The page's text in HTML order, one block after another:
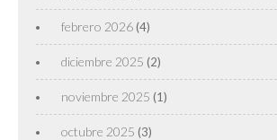
febrero 2026 (4)
diciembre 2025 (2)
noviembre 2025 (1)
octubre 2025 (3)